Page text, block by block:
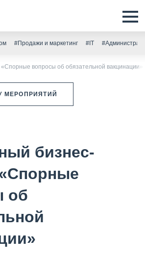
#Продажи и маркетинг #IT
вопросы об обязательной вакцинации»
МЕРОПРИЯТИЙ
бизнес-
об